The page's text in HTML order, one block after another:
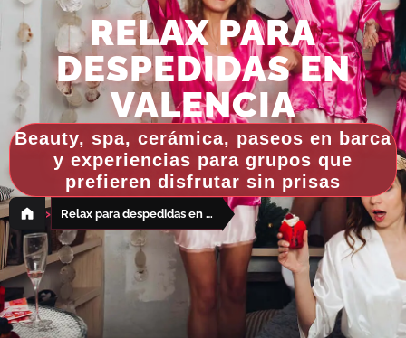
RELAX PARA
DESPEDIDAS EN
VALENCIA
Beauty, spa, cerámica, paseos en barca
y experiencias para grupos que
prefieren disfrutar sin prisas
› Relax para despedidas en Valencia